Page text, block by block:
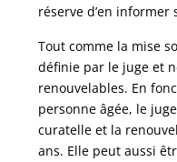
réserve d’en informer
Tout comme la mise
définie par le juge et
renouvelables. En
personne âgée, le
curatelle et la
ans. Elle peut aussi